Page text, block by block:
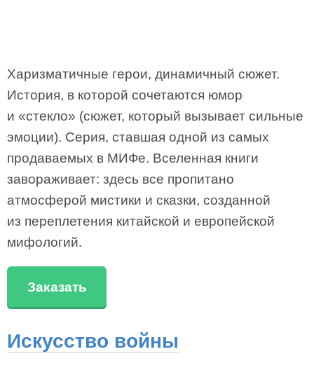
Харизматичные герои, динамичный сюжет.
История, в которой сочетаются юмор
и «стекло» (сюжет, который вызывает сильные
эмоции). Серия, ставшая одной из самых
продаваемых в МИФе. Вселенная книги
завораживает: здесь все пропитано
атмосферой мистики и сказки, созданной
из переплетения китайской и европейской
мифологий.
Заказать
Искусство войны